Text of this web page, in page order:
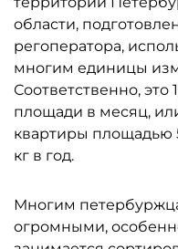
области,
регоператора,
многим единицы
Соответственно, это
площади в месяц,
квартиры площадью
кг в год.
Многим
огромными,